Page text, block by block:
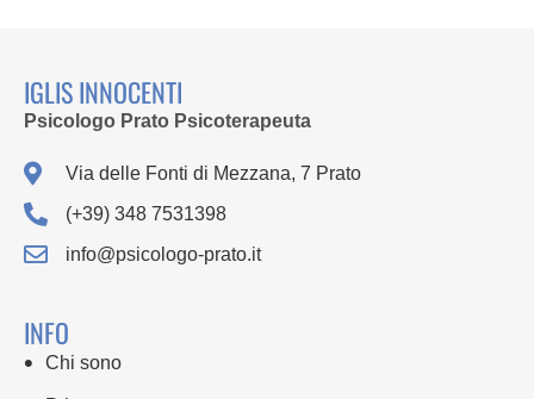
IGLIS INNOCENTI
Psicologo Prato Psicoterapeuta
Via delle Fonti di Mezzana, 7 Prato
(+39) 348 7531398
info@psicologo-prato.it
INFO
Chi sono